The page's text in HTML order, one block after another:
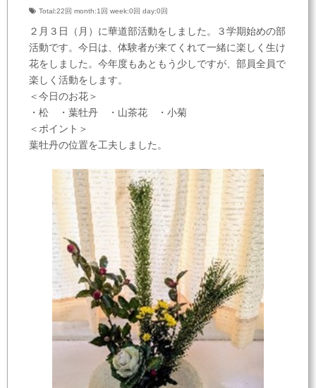
Total:22回 month:1回 week:0回 day:0回
２月３日（月）に華道部活動をしました。３学期始めの部
活動です。今日は、体験者が来てくれて一緒に楽しく生け
花をしました。今年度もあともう少しですが、部員全員で
楽しく活動をします。
＜今日のお花＞
・松 ・葉牡丹 ・山茶花 ・小菊
＜ポイント＞
葉牡丹の位置を工夫しました。